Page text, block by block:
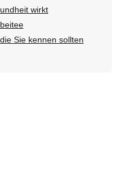
wirkt
Sie kennen sollten